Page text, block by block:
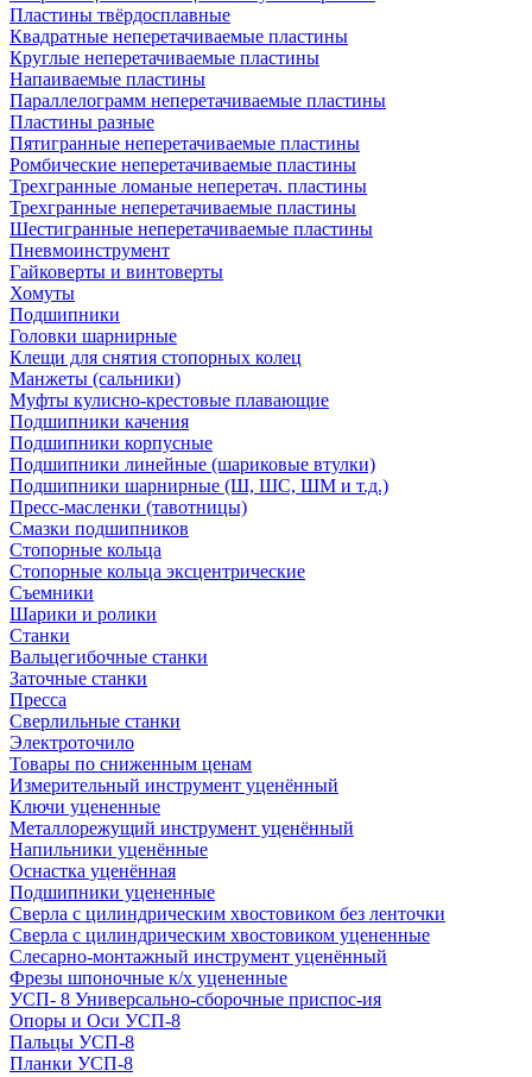
Пластины твёрдосплавные
Квадратные неперетачиваемые пластины
Круглые неперетачиваемые пластины
Напаиваемые пластины
Параллелограмм неперетачиваемые пластины
Пластины разные
Пятигранные неперетачиваемые пластины
Ромбические неперетачиваемые пластины
Трехгранные ломаные неперетач. пластины
Трехгранные неперетачиваемые пластины
Шестигранные неперетачиваемые пластины
Пневмоинструмент
Гайковерты и винтоверты
Хомуты
Подшипники
Головки шарнирные
Клещи для снятия стопорных колец
Манжеты (сальники)
Муфты кулисно-крестовые плавающие
Подшипники качения
Подшипники корпусные
Подшипники линейные (шариковые втулки)
Подшипники шарнирные (Ш, ШС, ШМ и т.д.)
Пресс-масленки (тавотницы)
Смазки подшипников
Стопорные кольца
Стопорные кольца эксцентрические
Съемники
Шарики и ролики
Станки
Вальцегибочные станки
Заточные станки
Пресса
Сверлильные станки
Электроточило
Товары по сниженным ценам
Измерительный инструмент уценённый
Ключи уцененные
Металлорежущий инструмент уценённый
Напильники уценённые
Оснастка уценённая
Подшипники уцененные
Сверла с цилиндрическим хвостовиком без ленточки
Сверла с цилиндрическим хвостовиком уцененные
Слесарно-монтажный инструмент уценённый
Фрезы шпоночные к/х уцененные
УСП- 8 Универсально-сборочные приспос-ия
Опоры и Оси УСП-8
Пальцы УСП-8
Планки УСП-8